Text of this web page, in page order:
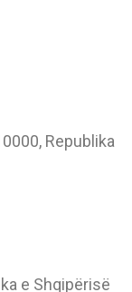
Republika
e Shqipërisë